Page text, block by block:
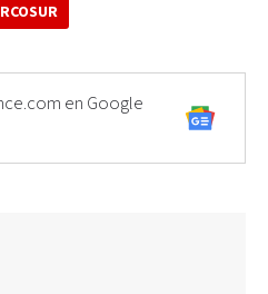
en Google